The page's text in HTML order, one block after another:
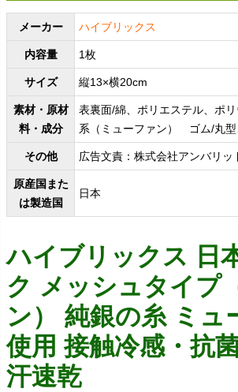
メーカー ハイブリックス
内容量 1枚
サイズ 縦13×横20cm
素材・原材
料・成分
表裏面/綿、ポリエステル、ポ
系（ミューファン） ゴム/丸型
その他 広告文責：株式会社アンバリ
原産国また
は製造国
日本
ハイブリックス 日
ク メッシュタイプ
ン） 純銀の糸 ミュ
使用 接触冷感・抗
汗速乾